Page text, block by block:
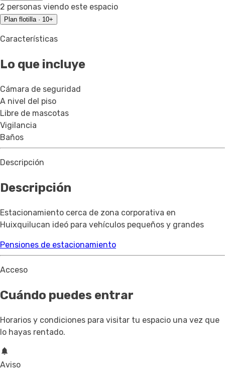
2 personas viendo este espacio
Plan flotilla · 10+
Características
Lo que incluye
Cámara de seguridad
A nivel del piso
Libre de mascotas
Vigilancia
Baños
Descripción
Descripción
Estacionamiento cerca de zona corporativa en
Huixquilucan ideó para vehículos pequeños y grandes
Pensiones de estacionamiento
Acceso
Cuándo puedes entrar
Horarios y condiciones para visitar tu espacio una vez que
lo hayas rentado.
Aviso